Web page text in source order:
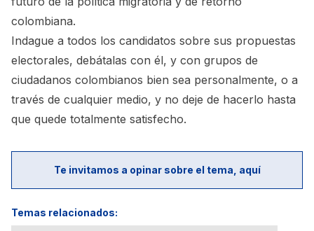
colombiana.
Indague a todos los candidatos sobre sus propuestas
electorales, debátalas con él, y con grupos de
ciudadanos colombianos bien sea personalmente, o a
través de cualquier medio, y no deje de hacerlo hasta
que quede totalmente satisfecho.
Te invitamos a opinar sobre el tema, aquí
Temas relacionados: